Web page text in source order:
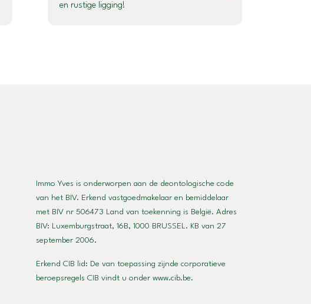
en rustige ligging!
Immo Yves is onderworpen aan de deontologische code
van het BIV. Erkend vastgoedmakelaar en bemiddelaar
met BIV nr 506473 Land van toekenning is België. Adres
BIV: Luxemburgstraat, 16B, 1000 BRUSSEL. KB van 27
september 2006.
Erkend CIB lid: De van toepassing zijnde corporatieve
beroepsregels CIB vindt u onder www.cib.be.